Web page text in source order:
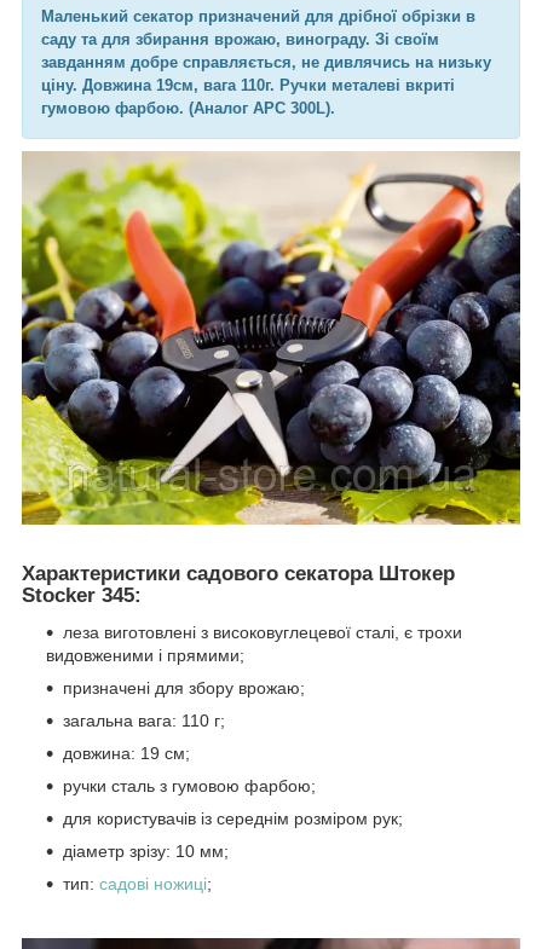
Маленький секатор призначений для дрібної обрізки в
саду та для збирання врожаю, винограду. Зі своїм
завданням добре справляється, не дивлячись на низьку
ціну. Довжина 19см, вага 110г. Ручки металеві вкриті
гумовою фарбою. (Аналог АРС 300L).
Характеристики садового секатора Штокер
Stocker 345:
леза виготовлені з високовуглецевої сталі, є трохи
видовженими і прямими;
призначені для збору врожаю;
загальна вага: 110 г;
довжина: 19 см;
ручки сталь з гумовою фарбою;
для користувачів із середнім розміром рук;
діаметр зрізу: 10 мм;
тип: садові ножиці;